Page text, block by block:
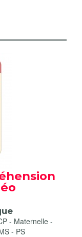
- Maternelle -
- PS